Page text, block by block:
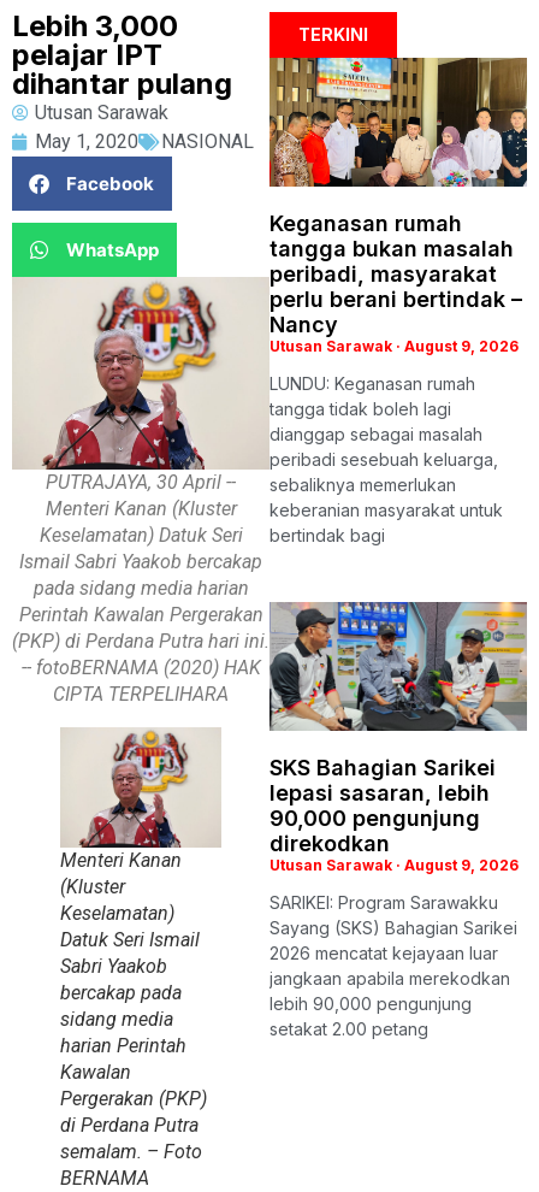
Lebih 3,000
pelajar IPT
dihantar pulang
Utusan Sarawak
May 1, 2020
NASIONAL
Facebook
WhatsApp
PUTRAJAYA, 30 April --
Menteri Kanan (Kluster
Keselamatan) Datuk Seri
Ismail Sabri Yaakob bercakap
pada sidang media harian
Perintah Kawalan Pergerakan
(PKP) di Perdana Putra hari ini.
-- fotoBERNAMA (2020) HAK
CIPTA TERPELIHARA
Menteri Kanan
(Kluster
Keselamatan)
Datuk Seri Ismail
Sabri Yaakob
bercakap pada
sidang media
harian Perintah
Kawalan
Pergerakan (PKP)
di Perdana Putra
semalam. – Foto
BERNAMA
TERKINI
Keganasan rumah
tangga bukan masalah
peribadi, masyarakat
perlu berani bertindak –
Nancy
Utusan Sarawak August 9, 2026
LUNDU: Keganasan rumah
tangga tidak boleh lagi
dianggap sebagai masalah
peribadi sesebuah keluarga,
sebaliknya memerlukan
keberanian masyarakat untuk
bertindak bagi
SKS Bahagian Sarikei
lepasi sasaran, lebih
90,000 pengunjung
direkodkan
Utusan Sarawak August 9, 2026
SARIKEI: Program Sarawakku
Sayang (SKS) Bahagian Sarikei
2026 mencatat kejayaan luar
jangkaan apabila merekodkan
lebih 90,000 pengunjung
setakat 2.00 petang